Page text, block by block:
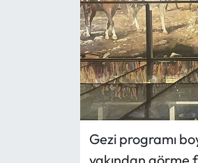
Gezi programı
Kargı Haberleri
Kimdir?
Kültür Sanat
Laçin Haberleri